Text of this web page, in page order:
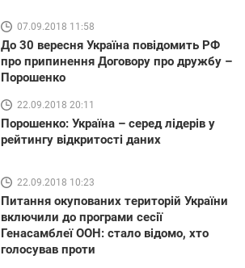
07.09.2018 11:58
До 30 вересня Україна повідомить РФ
про припинення Договору про дружбу –
Порошенко
22.09.2018 20:11
Порошенко: Україна – серед лідерів у
рейтингу відкритості даних
22.09.2018 10:23
Питання окупованих територій України
включили до програми сесії
Генасамблеї ООН: стало відомо, хто
голосував проти